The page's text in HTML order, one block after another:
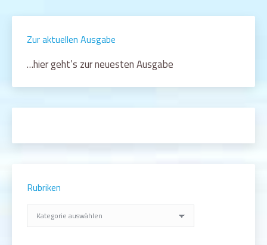
Zur aktuellen Ausgabe
…hier geht’s zur neuesten Ausgabe
Rubriken
Rubriken